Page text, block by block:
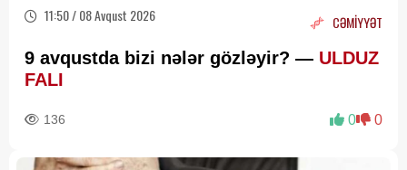
11:50 / 08 Avqust 2026 CƏMİYYƏT
9 avqustda bizi nələr gözləyir? — ULDUZ
FALI
136 0 0